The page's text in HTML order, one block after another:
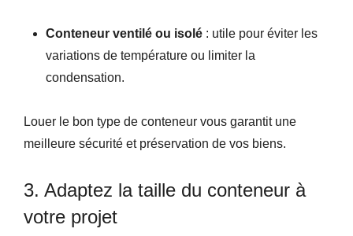
Conteneur ventilé ou isolé : utile pour éviter les
variations de température ou limiter la
condensation.
Louer le bon type de conteneur vous garantit une
meilleure sécurité et préservation de vos biens.
3. Adaptez la taille du conteneur à
votre projet